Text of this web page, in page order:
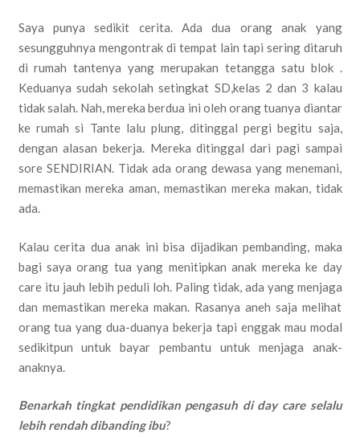
Saya punya sedikit cerita. Ada dua orang anak yang
sesungguhnya mengontrak di tempat lain tapi sering ditaruh
di rumah tantenya yang merupakan tetangga satu blok .
Keduanya sudah sekolah setingkat SD,kelas 2 dan 3 kalau
tidak salah. Nah, mereka berdua ini oleh orang tuanya diantar
ke rumah si Tante lalu plung, ditinggal pergi begitu saja,
dengan alasan bekerja. Mereka ditinggal dari pagi sampai
sore SENDIRIAN. Tidak ada orang dewasa yang menemani,
memastikan mereka aman, memastikan mereka makan, tidak
ada.
Kalau cerita dua anak ini bisa dijadikan pembanding, maka
bagi saya orang tua yang menitipkan anak mereka ke day
care itu jauh lebih peduli loh. Paling tidak, ada yang menjaga
dan memastikan mereka makan. Rasanya aneh saja melihat
orang tua yang dua-duanya bekerja tapi enggak mau modal
sedikitpun untuk bayar pembantu untuk menjaga anak-
anaknya.
Benarkah tingkat pendidikan pengasuh di day care selalu
lebih rendah dibanding ibu?